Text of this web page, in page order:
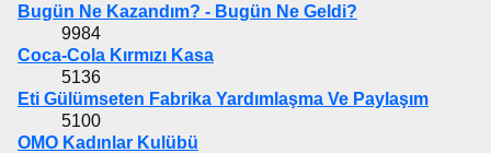
Bugün Ne Kazandım? - Bugün Ne Geldi?
9984
Coca-Cola Kırmızı Kasa
5136
Eti Gülümseten Fabrika Yardımlaşma Ve Paylaşım
5100
OMO Kadınlar Kulübü